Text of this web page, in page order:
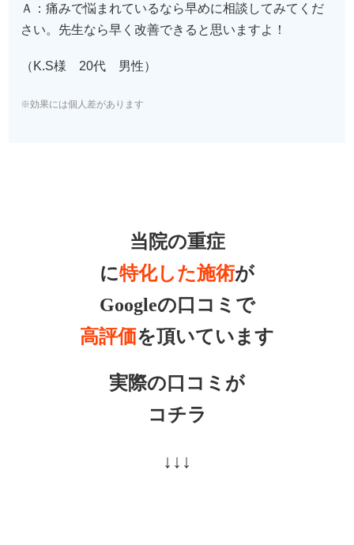
Ａ：痛みで悩まれているなら早めに相談してみてくだ
さい。先生なら早く改善できると思いますよ！
（K.S様 20代 男性）
※効果には個人差があります
当院の重症
に特化した施術が
Googleの口コミで
高評価を頂いています
実際の口コミが
コチラ
↓↓↓